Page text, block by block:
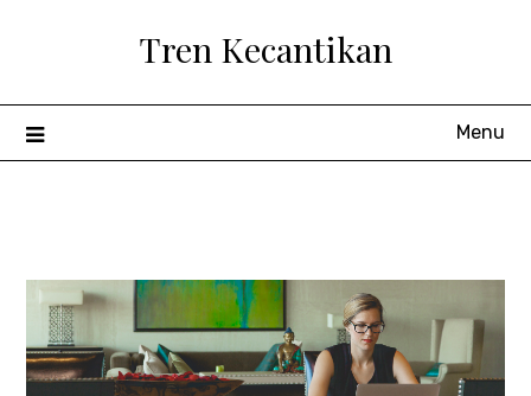
Tren Kecantikan
Menu